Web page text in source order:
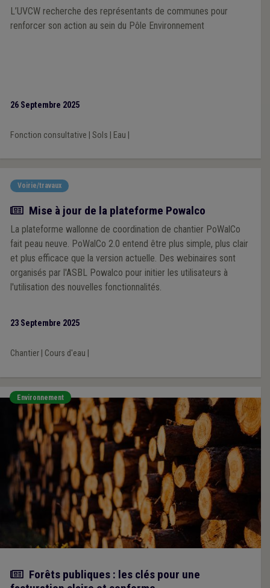
L’UVCW recherche des représentants de communes pour
renforcer son action au sein du Pôle Environnement
26 Septembre 2025
Fonction consultative Sols Eau
Voirie/travaux
Actualité
Mise à jour de la plateforme Powalco
La plateforme wallonne de coordination de chantier PoWalCo
fait peau neuve. PoWalCo 2.0 entend être plus simple, plus clair
et plus efficace que la version actuelle. Des webinaires sont
organisés par l'ASBL Powalco pour initier les utilisateurs à
l'utilisation des nouvelles fonctionnalités.
23 Septembre 2025
Chantier| Cours d'eau
Environnement
Actualité
Forêts publiques : les clés pour une